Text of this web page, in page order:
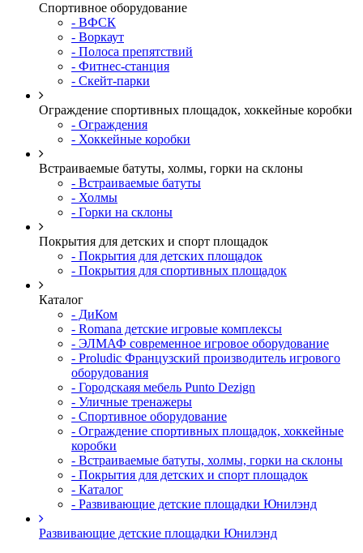
Спортивное оборудование
- ВФСК
- Воркаут
- Полоса препятствий
- Фитнес-станция
- Скейт-парки
Ограждение спортивных площадок, хоккейные коробки
- Ограждения
- Хоккейные коробки
Встраиваемые батуты, холмы, горки на склоны
- Встраиваемые батуты
- Холмы
- Горки на склоны
Покрытия для детских и спорт площадок
- Покрытия для детских площадок
- Покрытия для спортивных площадок
Каталог
- ДиКом
- Romana детские игровые комплексы
- ЭЛМАФ современное игровое оборудование
- Proludic Французский производитель игрового
оборудования
- Городскаяя мебель Punto Dezign
- Уличные тренажеры
- Спортивное оборудование
- Ограждение спортивных площадок, хоккейные
коробки
- Встраиваемые батуты, холмы, горки на склоны
- Покрытия для детских и спорт площадок
- Каталог
- Развивающие детские площадки Юнилэнд
Развивающие детские площадки Юнилэнд